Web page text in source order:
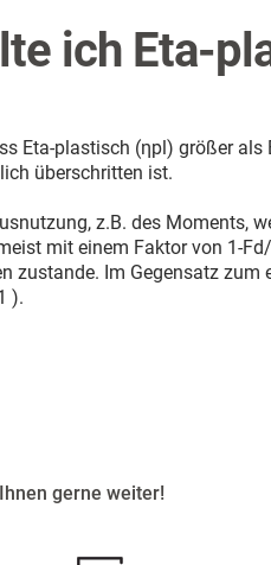
ich Eta-
Eta-plastisch (ηpl) größer
überschritten ist.
z.B. des Moments,
mit einem Faktor von 1-
zustande. Im Gegensatz
).
gerne weiter!